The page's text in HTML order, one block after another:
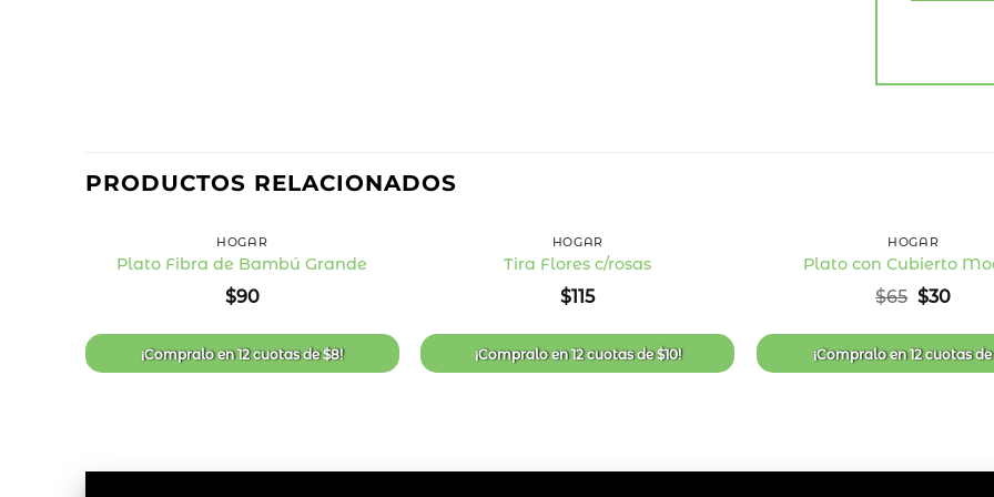
PRODUCTOS RELACIONADOS
de
deseos
HOGAR
Plato Fibra de Bambú Grande
$90
¡Compralo en12 cuotasde$8!
de
deseos
HOGAR
Tira Flores c/rosas
$115
¡Compralo en12 cuotasde$10!
HOGAR
Plato con Cubierto
$65 El
original
era:
$65.
$30El
es:
$30.
¡Compralo en12 cuotasde